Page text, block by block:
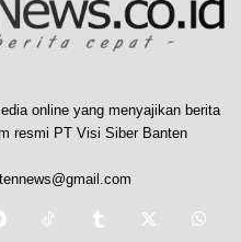
online yang menyajikan berita
resmi PT Visi Siber Banten